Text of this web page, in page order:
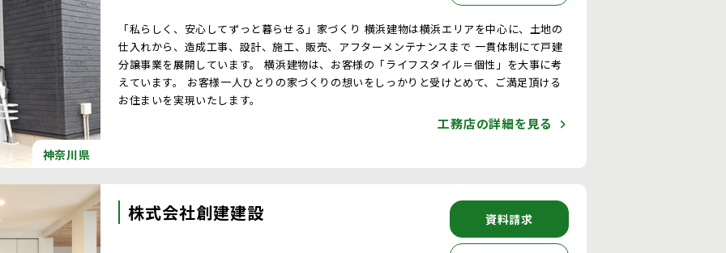
神奈川県
「私らしく、安心してずっと暮らせる」家づくり 横浜建物は横浜エリアを中心に、土地の
仕入れから、造成工事、設計、施工、販売、アフターメンテナンスまで 一貫体制にて戸建
分譲事業を展開しています。 横浜建物は、お客様の「ライフスタイル＝個性」を大事に考
えています。 お客様一人ひとりの家づくりの想いをしっかりと受けとめて、ご満足頂ける
お住まいを実現いたします。
工務店の詳細を見る
株式会社創建建設 資料請求